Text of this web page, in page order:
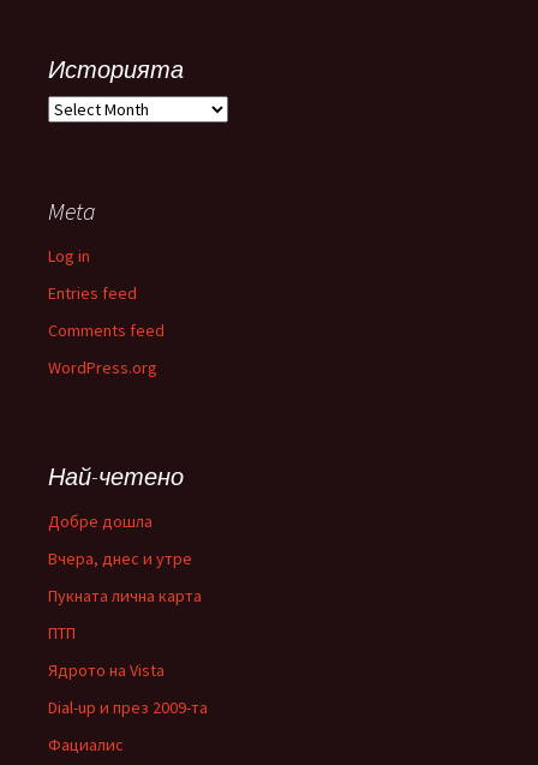
Историята
Историята
Meta
Log in
Entries feed
Comments feed
WordPress.org
Най-четено
Добре дошла
Вчера, днес и утре
Пукната лична карта
ПТП
Ядрото на Vista
Dial-up и през 2009-та
Фациалис